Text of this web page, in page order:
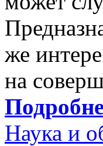
же
на
Наука и